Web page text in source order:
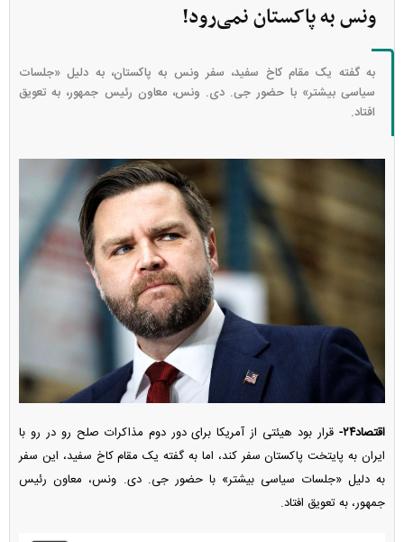
ونس به پاکستان نمی‌رود!
به گفته یک مقام کاخ سفید، سفر ونس به پاکستان، به دلیل «جلسات
سیاسی بیشتر» با حضور جی. دی. ونس، معاون رئیس جمهور، به تعویق
افتاد.
اقتصاد۲۴-
قرار بود هیئتی از آمریکا برای دور دوم مذاکرات صلح رو در رو با
ایران به پایتخت پاکستان سفر کند، اما به گفته یک مقام کاخ سفید، این سفر
به دلیل «جلسات سیاسی بیشتر» با حضور جی. دی. ونس، معاون رئیس
جمهور، به تعویق افتاد.